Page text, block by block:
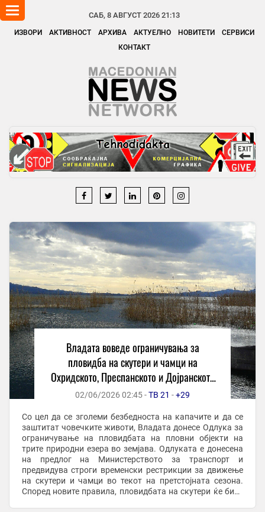
САБ, 8 АВГУСТ 2026 21:13
ИЗВОРИ АКТИВНОСТ АРХИВА АКТУЕЛНО НОВИТЕТИ
СЕРВИСИ
КОНТАКТ
Toggle
navigation
Владата воведе ограничувања за
пловидба на скутери и чамци на
Охридското, Преспанското и Дојранското
Езеро
02/06/2026 02:45 -ТВ 21 -+29
Со цел да се зголеми безбедноста на капачите и да се
заштитат човечките животи, Владата донесе Одлука за
ограничување на пловидбата на пловни објекти на
трите природни езера во земјава. Одлуката е донесена
на предлог на Министерството за транспорт и
предвидува строги временски рестрикции за движење
на скутери и чамци во текот на претстојната сезона.
Според новите правила, пловидбата на скутери ќе биде